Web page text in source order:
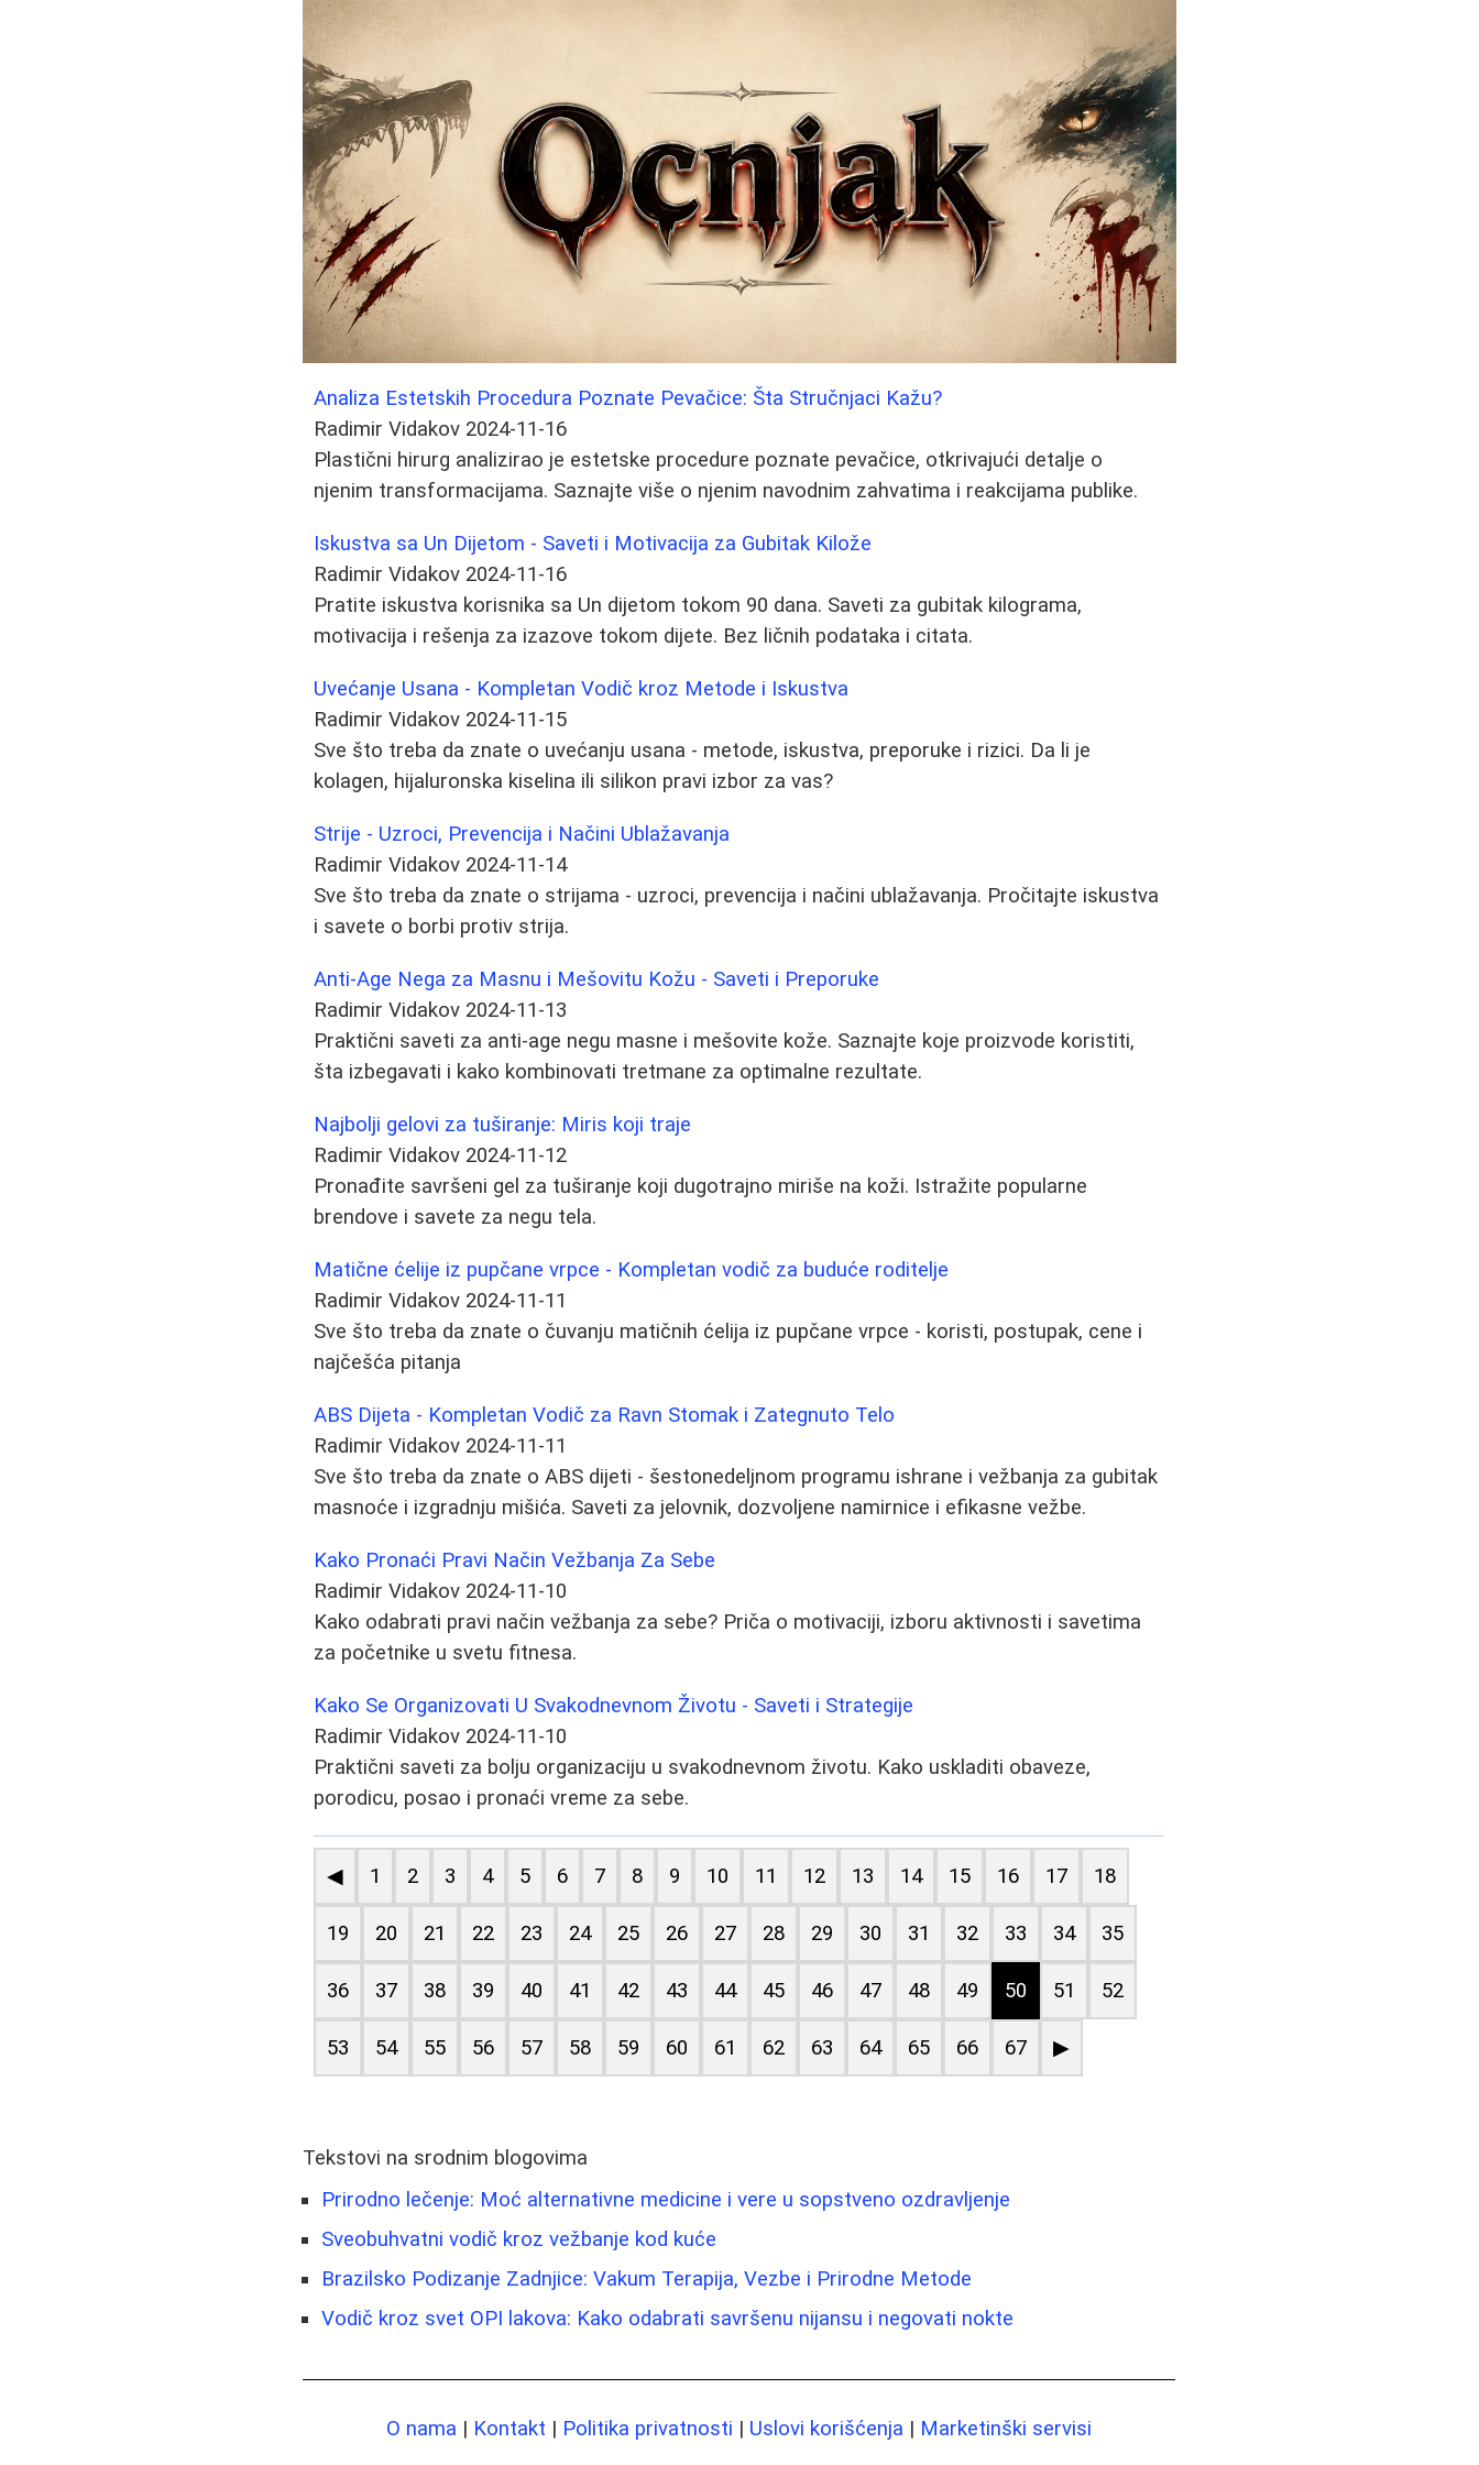
Analiza Estetskih Procedura Poznate Pevačice: Šta Stručnjaci Kažu?
Radimir Vidakov 2024-11-16
Plastični hirurg analizirao je estetske procedure poznate pevačice, otkrivajući detalje o
njenim transformacijama. Saznajte više o njenim navodnim zahvatima i reakcijama publike.
Iskustva sa Un Dijetom - Saveti i Motivacija za Gubitak Kilože
Radimir Vidakov 2024-11-16
Pratite iskustva korisnika sa Un dijetom tokom 90 dana. Saveti za gubitak kilograma,
motivacija i rešenja za izazove tokom dijete. Bez ličnih podataka i citata.
Uvećanje Usana - Kompletan Vodič kroz Metode i Iskustva
Radimir Vidakov 2024-11-15
Sve što treba da znate o uvećanju usana - metode, iskustva, preporuke i rizici. Da li je
kolagen, hijaluronska kiselina ili silikon pravi izbor za vas?
Strije - Uzroci, Prevencija i Načini Ublažavanja
Radimir Vidakov 2024-11-14
Sve što treba da znate o strijama - uzroci, prevencija i načini ublažavanja. Pročitajte iskustva
i savete o borbi protiv strija.
Anti-Age Nega za Masnu i Mešovitu Kožu - Saveti i Preporuke
Radimir Vidakov 2024-11-13
Praktični saveti za anti-age negu masne i mešovite kože. Saznajte koje proizvode koristiti,
šta izbegavati i kako kombinovati tretmane za optimalne rezultate.
Najbolji gelovi za tuširanje: Miris koji traje
Radimir Vidakov 2024-11-12
Pronađite savršeni gel za tuširanje koji dugotrajno miriše na koži. Istražite popularne
brendove i savete za negu tela.
Matične ćelije iz pupčane vrpce - Kompletan vodič za buduće roditelje
Radimir Vidakov 2024-11-11
Sve što treba da znate o čuvanju matičnih ćelija iz pupčane vrpce - koristi, postupak, cene i
najčešća pitanja
ABS Dijeta - Kompletan Vodič za Ravn Stomak i Zategnuto Telo
Radimir Vidakov 2024-11-11
Sve što treba da znate o ABS dijeti - šestonedeljnom programu ishrane i vežbanja za gubitak
masnoće i izgradnju mišića. Saveti za jelovnik, dozvoljene namirnice i efikasne vežbe.
Kako Pronaći Pravi Način Vežbanja Za Sebe
Radimir Vidakov 2024-11-10
Kako odabrati pravi način vežbanja za sebe? Priča o motivaciji, izboru aktivnosti i savetima
za početnike u svetu fitnesa.
Kako Se Organizovati U Svakodnevnom Životu - Saveti i Strategije
Radimir Vidakov 2024-11-10
Praktični saveti za bolju organizaciju u svakodnevnom životu. Kako uskladiti obaveze,
porodicu, posao i pronaći vreme za sebe.
◀ 1 2 3 4 5 6 7 8 9 10 11 12 13 14 15 16 17 18
19 20 21 22 23 24 25 26 27 28 29 30 31 32 33 34 35
36 37 38 39 40 41 42 43 44 45 46 47 48 49 50 51 52
53 54 55 56 57 58 59 60 61 62 63 64 65 66 67 ▶
Tekstovi na srodnim blogovima
Prirodno lečenje: Moć alternativne medicine i vere u sopstveno ozdravljenje
Sveobuhvatni vodič kroz vežbanje kod kuće
Brazilsko Podizanje Zadnjice: Vakum Terapija, Vezbe i Prirodne Metode
Vodič kroz svet OPI lakova: Kako odabrati savršenu nijansu i negovati nokte
O nama | Kontakt | Politika privatnosti | Uslovi korišćenja | Marketinški servisi